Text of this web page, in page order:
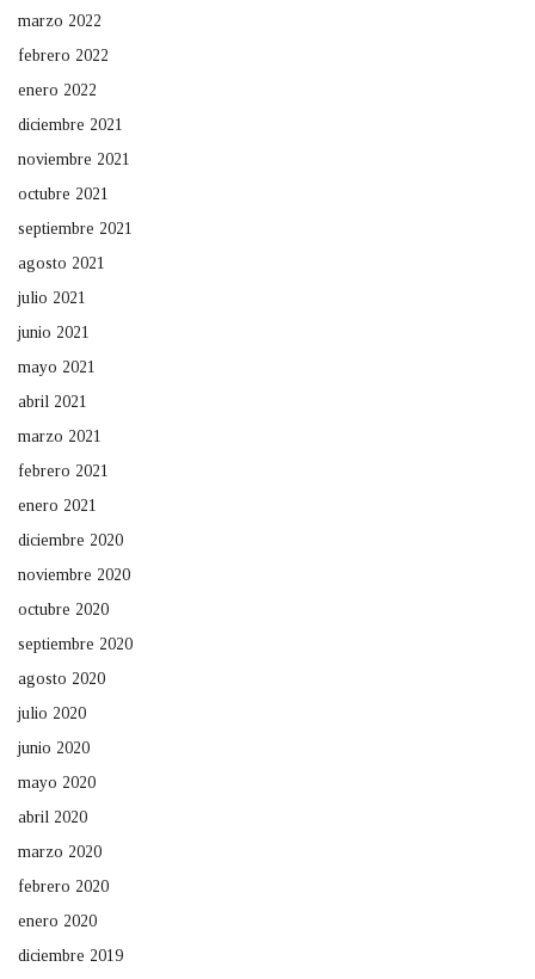
marzo 2022
febrero 2022
enero 2022
diciembre 2021
noviembre 2021
octubre 2021
septiembre 2021
agosto 2021
julio 2021
junio 2021
mayo 2021
abril 2021
marzo 2021
febrero 2021
enero 2021
diciembre 2020
noviembre 2020
octubre 2020
septiembre 2020
agosto 2020
julio 2020
junio 2020
mayo 2020
abril 2020
marzo 2020
febrero 2020
enero 2020
diciembre 2019